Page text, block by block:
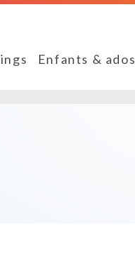
Enfants & ados